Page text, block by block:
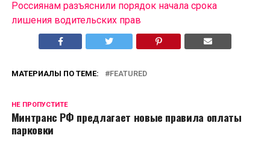
Россиянам разъяснили порядок начала срока
лишения водительских прав
МАТЕРИАЛЫ ПО ТЕМЕ: FEATURED
НЕ ПРОПУСТИТЕ
Минтранс РФ предлагает новые правила оплаты
парковки